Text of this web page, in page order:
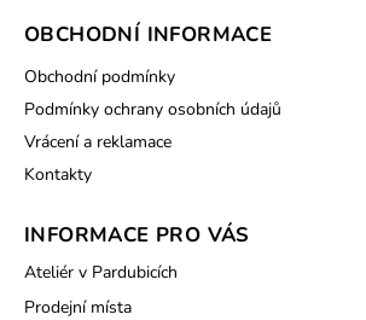
OBCHODNÍ INFORMACE
Obchodní podmínky
Podmínky ochrany osobních údajů
Vrácení a reklamace
Kontakty
INFORMACE PRO VÁS
Ateliér v Pardubicích
Prodejní místa